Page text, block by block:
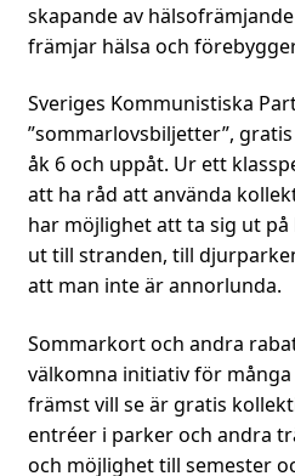
skapande av
främjar hälsa och
Sveriges Kommunistiska
”sommarlovsbiljetter”,
åk 6 och uppåt. Ur ett
att ha råd att använda
har möjlighet att ta sig ut
ut till stranden, till
att man inte är annorlunda.
Sommarkort och andra
välkomna initiativ för
främst vill se är gratis
entréer i parker och andra
och möjlighet till semester